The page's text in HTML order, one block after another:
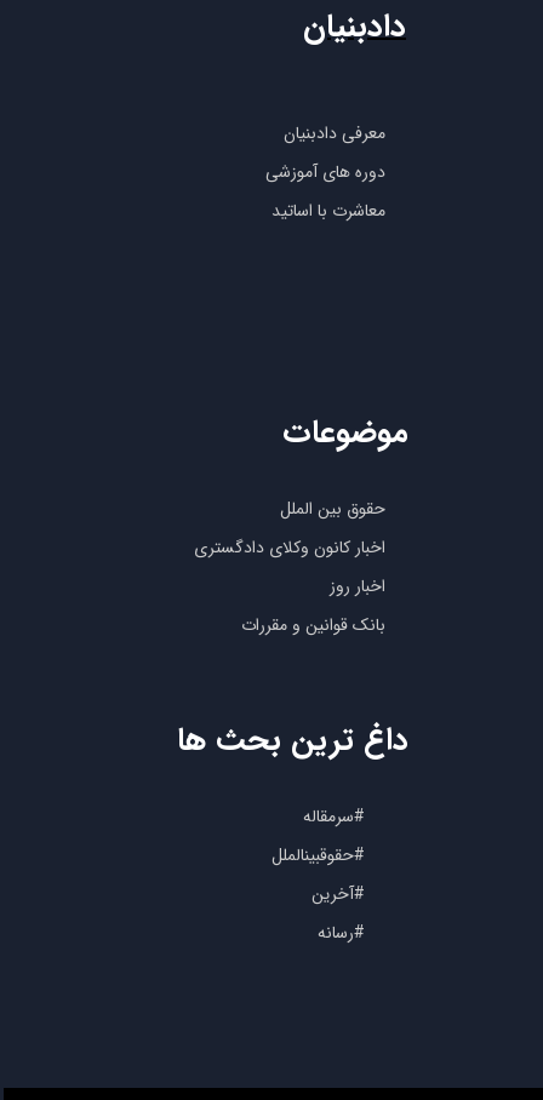
معرفی دادبنیان
دوره های آموزشی
معاشرت با اساتید
دادبنیان
حقوق بین الملل
اخبار کانون وکلای دادگستری
اخبار روز
بانک قوانین و مقررات
موضوعات
#سرمقاله
#حقوقبینالملل
#آخرین
#رسانه
داغ ترین بحث ها